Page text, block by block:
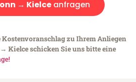
→ Kielce anfragen
zu Ihrem Anliegen
Kielce schicken Sie uns bitte eine